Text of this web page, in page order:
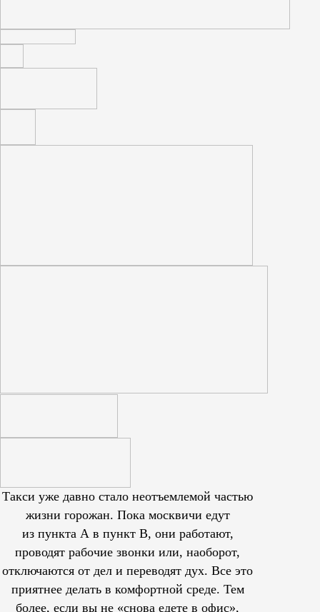
Такси уже давно стало неотъемлемой частью
жизни горожан. Пока москвичи едут
из пункта А в пункт В, они работают,
проводят рабочие звонки или, наоборот,
отключаются от дел и переводят дух. Все это
приятнее делать в комфортной среде. Тем
более, если вы не «снова едете в офис»,